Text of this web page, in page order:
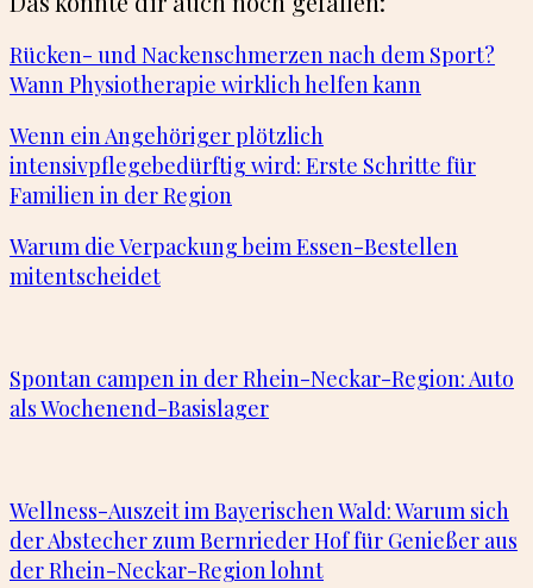
Rücken- und Nackenschmerzen nach dem Sport?
Wann Physiotherapie wirklich helfen kann
Wenn ein Angehöriger plötzlich
intensivpflegebedürftig wird: Erste Schritte für
Familien in der Region
Warum die Verpackung beim Essen-Bestellen
mitentscheidet
Spontan campen in der Rhein-Neckar-Region: Auto
als Wochenend-Basislager
Wellness-Auszeit im Bayerischen Wald: Warum sich
der Abstecher zum Bernrieder Hof für Genießer aus
der Rhein-Neckar-Region lohnt